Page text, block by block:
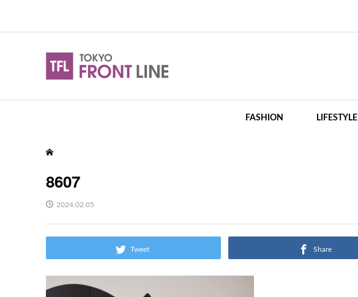
FASHION LIFESTYLE
8607
2024.02.05
Tweet Share